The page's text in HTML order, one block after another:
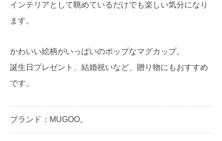
インテリアとして眺めているだけでも楽しい気分になり
ます。
かわいい絵柄がいっぱいのポップなマグカップ。
誕生日プレゼント、結婚祝いなど、贈り物にもおすすめ
です。
ブランド：MUGOO。